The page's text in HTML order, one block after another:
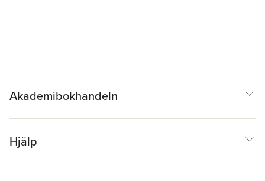
Akademibokhandeln
Hjälp